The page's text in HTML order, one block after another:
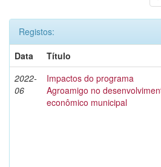
Registos:
Data
Título
2022-
06
Impactos do programa
Agroamigo no
econômico municipal